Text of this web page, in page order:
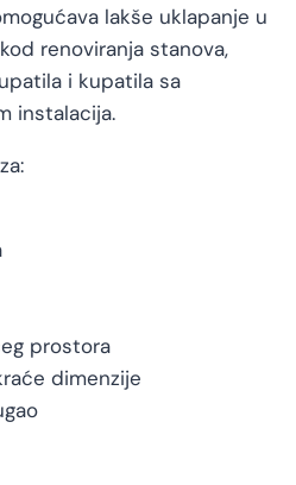
lakše uklapanje u
renoviranja stanova,
i kupatila sa
instalacija.
prostora
dimenzije